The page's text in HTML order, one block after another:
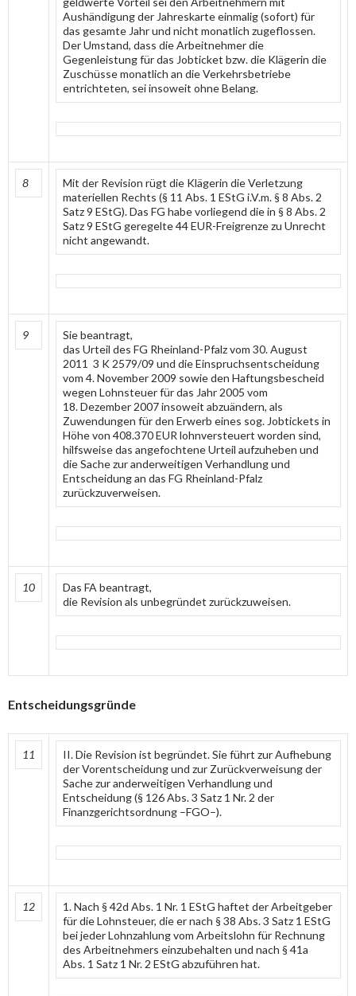
Aushändigung der Jahreskarte einmalig (sofort) für
das gesamte Jahr und nicht monatlich zugeflossen.
Der Umstand, dass die Arbeitnehmer die
Gegenleistung für das Jobticket bzw. die Klägerin die
Zuschüsse monatlich an die Verkehrsbetriebe
entrichteten, sei insoweit ohne Belang.
8
Mit der Revision rügt die Klägerin die Verletzung
materiellen Rechts (§ 11 Abs. 1 EStG i.V.m. § 8 Abs. 2
Satz 9 EStG). Das FG habe vorliegend die in § 8 Abs. 2
Satz 9 EStG geregelte 44 EUR-Freigrenze zu Unrecht
nicht angewandt.
9
Sie beantragt,
das Urteil des FG Rheinland-Pfalz vom 30. August
2011 3 K 2579/09 und die Einspruchsentscheidung
vom 4. November 2009 sowie den Haftungsbescheid
wegen Lohnsteuer für das Jahr 2005 vom
18. Dezember 2007 insoweit abzuändern, als
Zuwendungen für den Erwerb eines sog. Jobtickets in
Höhe von 408.370 EUR lohnversteuert worden sind,
hilfsweise das angefochtene Urteil aufzuheben und
die Sache zur anderweitigen Verhandlung und
Entscheidung an das FG Rheinland-Pfalz
zurückzuverweisen.
10
Das FA beantragt,
die Revision als unbegründet zurückzuweisen.
Entscheidungsgründe
11
II. Die Revision ist begründet. Sie führt zur Aufhebung
der Vorentscheidung und zur Zurückverweisung der
Sache zur anderweitigen Verhandlung und
Entscheidung (§ 126 Abs. 3 Satz 1 Nr. 2 der
Finanzgerichtsordnung –FGO–).
12
1. Nach § 42d Abs. 1 Nr. 1 EStG haftet der Arbeitgeber
für die Lohnsteuer, die er nach § 38 Abs. 3 Satz 1 EStG
bei jeder Lohnzahlung vom Arbeitslohn für Rechnung
des Arbeitnehmers einzubehalten und nach § 41a
Abs. 1 Satz 1 Nr. 2 EStG abzuführen hat.